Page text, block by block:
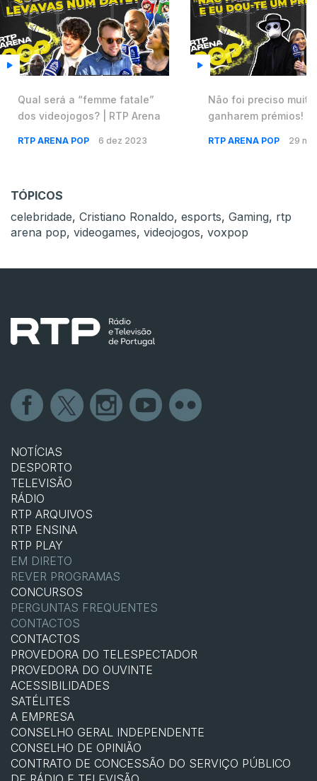
Qual será a “femme fatale”
dos videojogos? | RTP Arena
RTP ARENA POP 6 dez 2023
Não foi preciso muito
ganharem prémios! |
RTP ARENA POP 29
TÓPICOS
celebridade, Cristiano Ronaldo, esports, Gaming, rtp
arena pop, videogames, videojogos, voxpop
NOTÍCIAS
DESPORTO
TELEVISÃO
RÁDIO
RTP ARQUIVOS
RTP ENSINA
RTP PLAY
EM DIRETO
REVER PROGRAMAS
CONCURSOS
PERGUNTAS FREQUENTES
CONTACTOS
CONTACTOS
PROVEDORA DO TELESPECTADOR
PROVEDORA DO OUVINTE
ACESSIBILIDADES
SATÉLITES
A EMPRESA
CONSELHO GERAL INDEPENDENTE
CONSELHO DE OPINIÃO
CONTRATO DE CONCESSÃO DO SERVIÇO PÚBLICO